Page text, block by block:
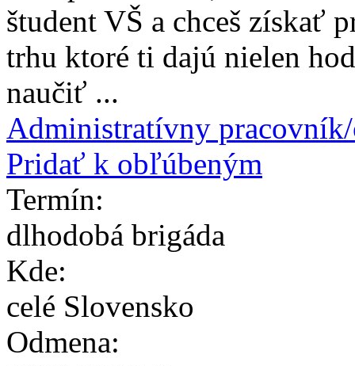
študent VŠ a chceš získať
trhu ktoré ti dajú nielen
naučiť ...
Administratívny
Pridať k obľúbeným
Termín:
dlhodobá brigáda
Kde:
celé Slovensko
Odmena: